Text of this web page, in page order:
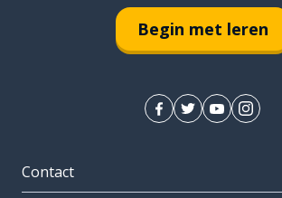
Begin met leren
Contact